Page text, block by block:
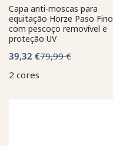
Capa anti-moscas para
equitação Horze Paso Fino
com pescoço removível e
proteção UV
39,32 €79,99 €
2 cores